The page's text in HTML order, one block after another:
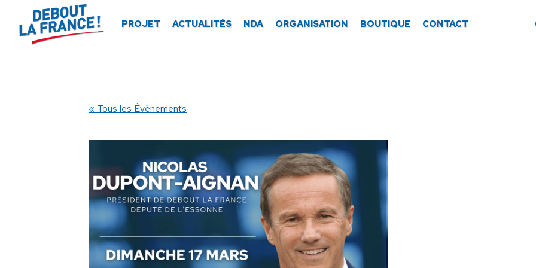
PROJET ACTUALITÉS NDA ORGANISATION BOUTIQUE CONTACT
« Tous les Évènements
Panneau de gestion des cookies